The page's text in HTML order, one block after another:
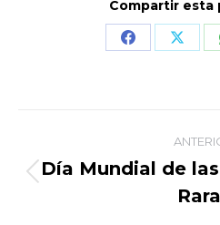
Compartir esta
Share Share
Navegación
entre
Día Mundial de